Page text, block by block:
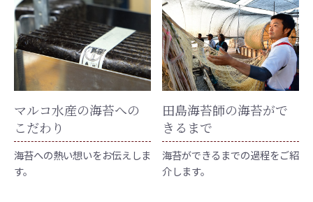
マルコ水産の海苔への
こだわり
海苔への熱い想いをお伝えしま
す。
田島海苔師の海苔がで
きるまで
海苔ができるまでの過程をご紹
介します。